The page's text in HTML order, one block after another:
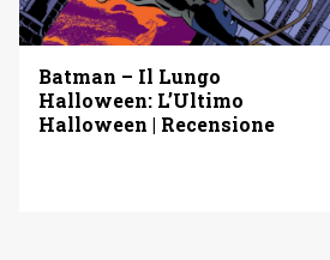
Batman – Il Lungo
Halloween: L’Ultimo
Halloween | Recensione